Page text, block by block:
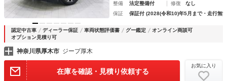
整備
法定整備付 修復
なし
保証
保証付 (2028(令和10)年5月まで・走行無
認定中古車 ディーラー保証 車両状態評価書 グー鑑定
オンライン商談可
オプション見積り可
神奈川県厚木市 ジープ厚木
在庫を確認・見積り依頼する
お気に入り